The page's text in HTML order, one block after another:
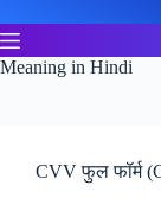
to
content
Meaning in Hindi
CVV फुल फॉर्म